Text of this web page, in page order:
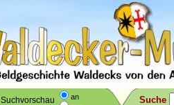
Suchvorschau
an
Suche